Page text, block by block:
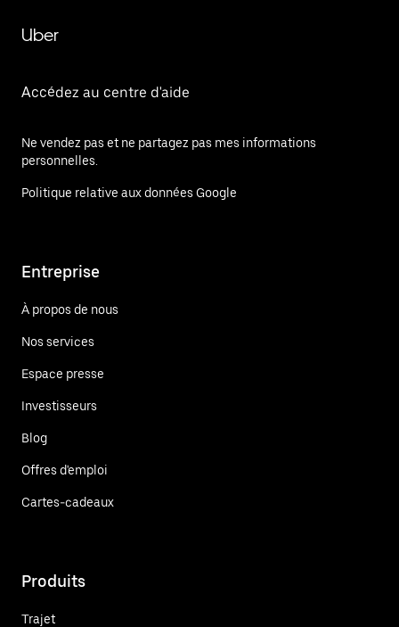
Uber
Accédez au centre d'aide
Ne vendez pas et ne partagez pas mes informations
personnelles.
Politique relative aux données Google
Entreprise
À propos de nous
Nos services
Espace presse
Investisseurs
Blog
Offres d'emploi
Cartes-cadeaux
Produits
Trajet